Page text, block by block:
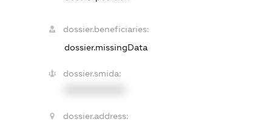
dossier.beneficiaries:
dossier.missingData
dossier.smida:
dossier.address: